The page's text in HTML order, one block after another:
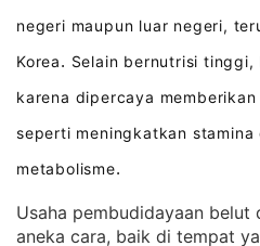
negeri maupun luar negeri,
Korea. Selain bernutrisi
karena dipercaya
seperti meningkatkan stamina
metabolisme.
Usaha pembudidayaan
aneka cara, baik di tempat